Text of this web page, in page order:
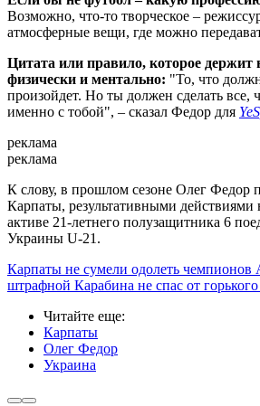
Возможно, что-то творческое –
атмосферные вещи, где можно
Цитата или правило, которое держит
физически и ментально: "То, что
произойдет. Но ты должен сделать все,
именно с тобой", – сказал Федор для
реклама
реклама
К слову, в прошлом сезоне Олег Федор
Карпаты, результативными действиями
активе 21-летнего полузащитника 6
Украины U-21.
Карпаты не сумели одолеть чемпионов
штрафной Карабина не спас от
Читайте еще:
Карпаты
Олег Федор
Украина